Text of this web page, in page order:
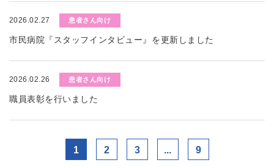
2026.02.27 患者さん向け
市民病院『スタッフインタビュー』を更新しました
2026.02.26 患者さん向け
職員表彰を行いました
1 2 3 ... 9